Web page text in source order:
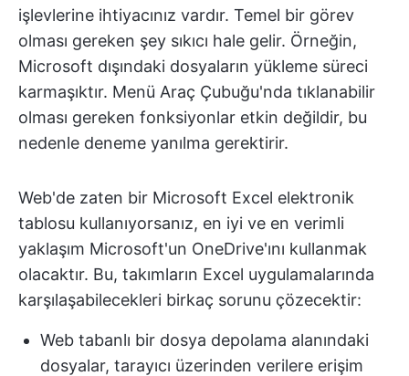
işlevlerine ihtiyacınız vardır. Temel bir görev
olması gereken şey sıkıcı hale gelir. Örneğin,
Microsoft dışındaki dosyaların yükleme süreci
karmaşıktır. Menü Araç Çubuğu'nda tıklanabilir
olması gereken fonksiyonlar etkin değildir, bu
nedenle deneme yanılma gerektirir.
Web'de zaten bir Microsoft Excel elektronik
tablosu kullanıyorsanız, en iyi ve en verimli
yaklaşım Microsoft'un OneDrive'ını kullanmak
olacaktır. Bu, takımların Excel uygulamalarında
karşılaşabilecekleri birkaç sorunu çözecektir:
Web tabanlı bir dosya depolama alanındaki
dosyalar, tarayıcı üzerinden verilere erişim